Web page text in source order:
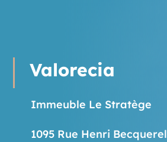
Valorecia
Immeuble Le Stratège
1095 Rue Henri Becquerel